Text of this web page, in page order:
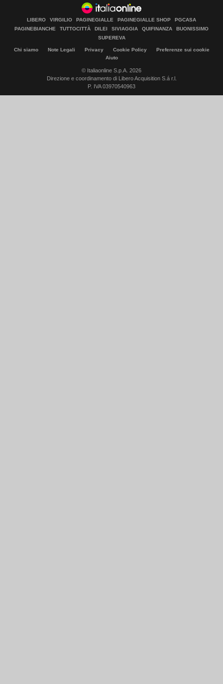
LIBERO VIRGILIO PAGINEGIALLE PAGINEGIALLE SHOP
PGCASA
PAGINEBIANCHE
TUTTOCITTÀ DILEI SIVIAGGIA QUIFINANZA
BUONISSIMO
SUPEREVA
Chi siamo Note Legali Privacy Cookie Policy
Preferenze sui cookie
Aiuto
© Italiaonline S.p.A. 2026
Direzione e coordinamento di Libero Acquisition S.á r.l.
P. IVA 03970540963